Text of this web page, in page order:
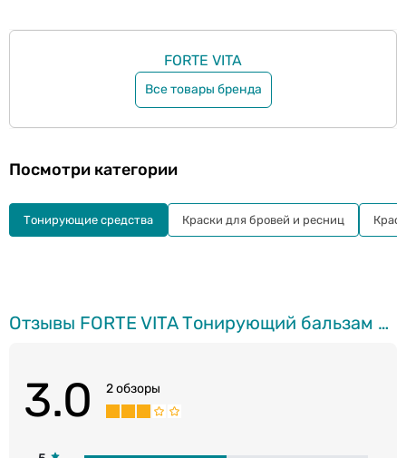
FORTE VITA
Все товары бренда
Отзывы FORTE VITA Тонирующий бальзам для волос, 3.1 Индиго, 150мл
3.0 2 обзоры
Посмотри категории
Тонирующие средства Краски для бровей и ресниц